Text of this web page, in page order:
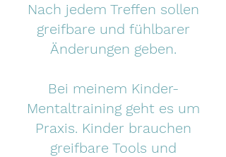
Nach jedem Treffen sollen
greifbare und fühlbarer
Änderungen geben.
Bei meinem Kinder-
Mentaltraining geht es um
Praxis. Kinder brauchen
greifbare Tools und